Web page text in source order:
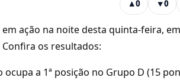
▲0 ▼0
ação na noite desta quinta-feira,
os resultados:
ocupa a 1ª posição no Grupo D (15